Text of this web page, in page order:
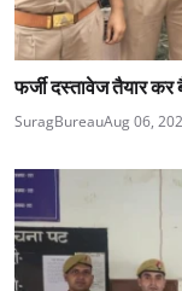
फर्जी दस्तावेज तैयार
SuragBureauAug 06,